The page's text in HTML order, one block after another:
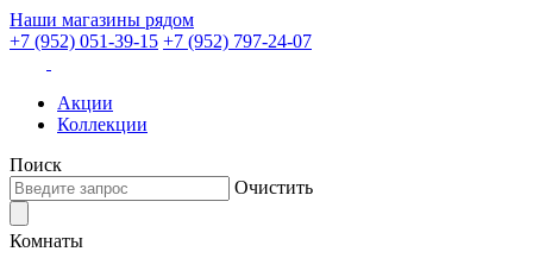
Наши магазины рядом
+7 (952) 051-39-15 +7 (952) 797-24-07
Акции
Коллекции
Поиск
Очистить
Комнаты